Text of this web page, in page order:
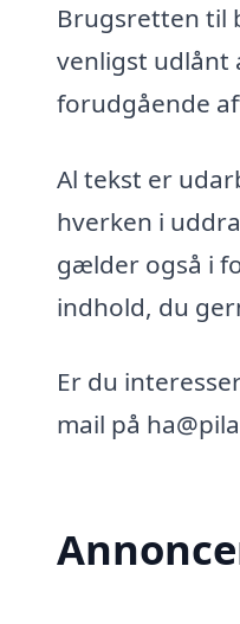
Brugsretten til
venligst udlånt
forudgående
Al tekst er
hverken i
gælder også i
indhold, du
Er du
mail på